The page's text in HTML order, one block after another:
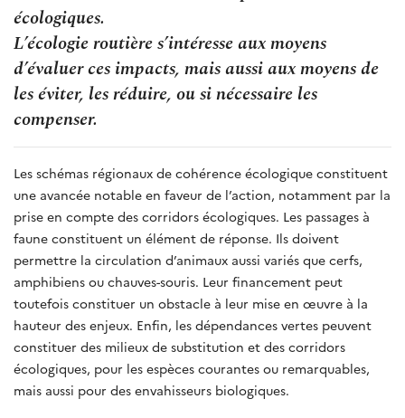
écologiques.
L’écologie routière s’intéresse aux moyens
d’évaluer ces impacts, mais aussi aux moyens de
les éviter, les réduire, ou si nécessaire les
compenser.
Les schémas régionaux de cohérence écologique constituent
une avancée notable en faveur de l’action, notamment par la
prise en compte des corridors écologiques. Les passages à
faune constituent un élément de réponse. Ils doivent
permettre la circulation d’animaux aussi variés que cerfs,
amphibiens ou chauves-souris. Leur financement peut
toutefois constituer un obstacle à leur mise en œuvre à la
hauteur des enjeux. Enfin, les dépendances vertes peuvent
constituer des milieux de substitution et des corridors
écologiques, pour les espèces courantes ou remarquables,
mais aussi pour des envahisseurs biologiques.